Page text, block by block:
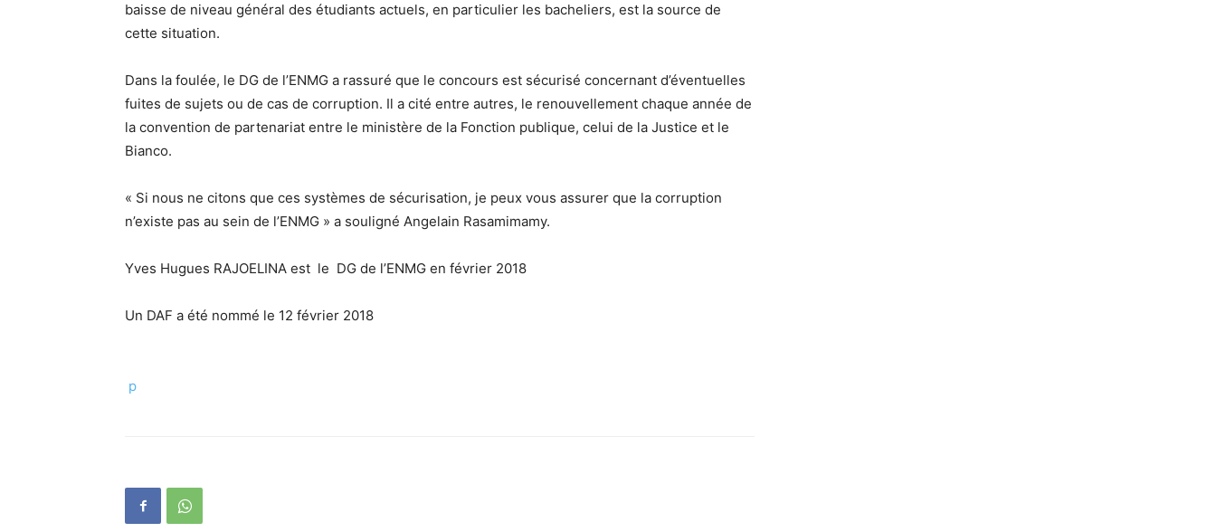
baisse de niveau général des étudiants actuels, en particulier les bacheliers, est la source de
cette situation.
Dans la foulée, le DG de l’ENMG a rassuré que le concours est sécurisé concernant d’éventuelles
fuites de sujets ou de cas de corruption. Il a cité entre autres, le renouvellement chaque année de
la convention de partenariat entre le ministère de la Fonction publique, celui de la Justice et le
Bianco.
« Si nous ne citons que ces systèmes de sécurisation, je peux vous assurer que la corruption
n’existe pas au sein de l’ENMG » a souligné Angelain Rasamimamy.
Yves Hugues RAJOELINA est le DG de l’ENMG en février 2018
Un DAF a été nommé le 12 février 2018
p